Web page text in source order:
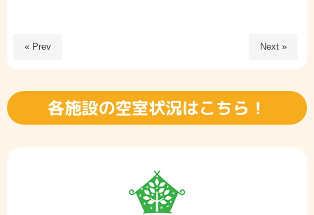
« Prev Next »
各施設の空室状況はこちら！